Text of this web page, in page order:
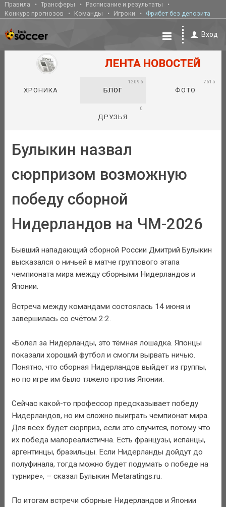
Правила Трансферы
Расписание и результаты
Конкурс прогнозов
Команды Игроки Фрибет без депозита
Вход
ЛЕНТА НОВОСТЕЙ
ХРОНИКА БЛОГ
12096
ФОТО
7615
ДРУЗЬЯ
0
Булыкин назвал
сюрпризом возможную
победу сборной
Нидерландов на ЧМ-2026
Бывший нападающий сборной России Дмитрий Булыкин
высказался о ничьей в матче группового этапа
чемпионата мира между сборными Нидерландов и
Японии.
Встреча между командами состоялась 14 июня и
завершилась со счётом 2:2.
«Болел за Нидерланды, это тёмная лошадка. Японцы
показали хороший футбол и смогли вырвать ничью.
Понятно, что сборная Нидерландов выйдет из группы,
но по игре им было тяжело против Японии.
Сейчас какой-то профессор предсказывает победу
Нидерландов, но им сложно выиграть чемпионат мира.
Для всех будет сюрприз, если это случится, потому что
их победа малореалистична. Есть французы, испанцы,
аргентинцы, бразильцы. Если Нидерланды дойдут до
полуфинала, тогда можно будет подумать о победе на
турнире», – сказал Булыкин Metaratings.ru.
По итогам встречи сборные Нидерландов и Японии